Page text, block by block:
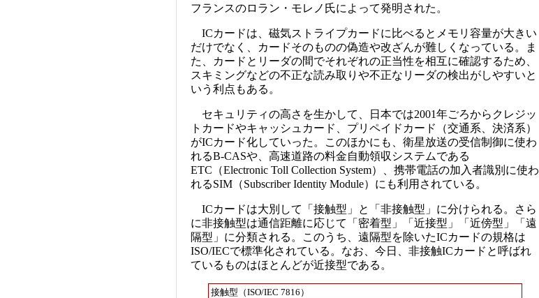
フランスのロラン・モレノ氏によって発明された。
ICカードは、磁気ストライプカードに比べるとメモリ容量が大きい
だけでなく、カードそのものの偽造や改ざんが難しくなっている。ま
た、カードとリーダの間でそれぞれの正当性を相互に確認するため、
スキミングなどの不正な読み取りや不正なリーダの検出がしやすいと
いう利点もある。
セキュリティの高さを生かして、日本では2001年ごろからクレジッ
トカードやキャッシュカード、プリペイドカード（交通系、決済系）
がICカード化していった。このほかにも、衛星放送の受信制御に使わ
れるB-CASや、高速道路の料金自動領収システムである
ETC（Electronic Toll Collection System）、携帯電話の加入者識別に使わ
れるSIM（Subscriber Identity Module）にも利用されている。
ICカードは大別して「接触型」と「非接触型」に分けられる。さら
に非接触型は通信距離に応じて「密着型」「近接型」「近傍型」「遠
隔型」に分類される。このうち、遠隔型を除いたICカードの規格は
ISO/IECで標準化されている。なお、今日、非接触ICカードと呼ばれ
ているものはほとんどが近接型である。
接触型（ISO/IEC 7816）